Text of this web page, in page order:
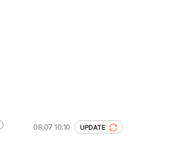
08.07 10:10 UPDATE